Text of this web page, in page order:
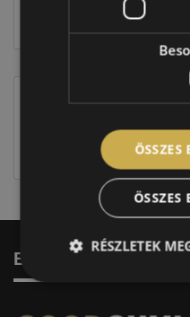
Figyelem a feltüntetett
jellegűek. Előfordulhat,
címkével ellátott abroncs
Elérhetőség
ÖSSZES
ÖSSZES
RÉSZLETEK